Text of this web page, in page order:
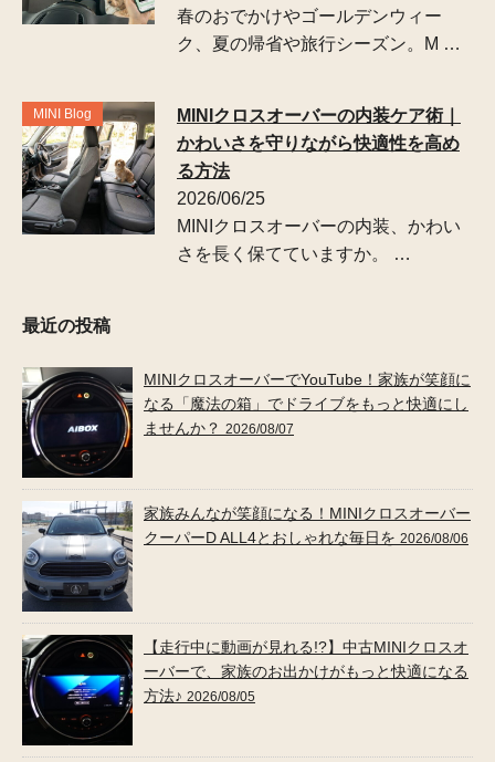
春のおでかけやゴールデンウィー
ク、夏の帰省や旅行シーズン。M …
MINI Blog
MINIクロスオーバーの内装ケア術｜
かわいさを守りながら快適性を高め
る方法
2026/06/25
MINIクロスオーバーの内装、かわい
さを長く保てていますか。 …
最近の投稿
MINIクロスオーバーでYouTube！家族が笑顔に
なる「魔法の箱」でドライブをもっと快適にし
ませんか？ 2026/08/07
家族みんなが笑顔になる！MINIクロスオーバー
クーパーD ALL4とおしゃれな毎日を 2026/08/06
【走行中に動画が見れる!?】中古MINIクロスオ
ーバーで、家族のお出かけがもっと快適になる
方法♪ 2026/08/05